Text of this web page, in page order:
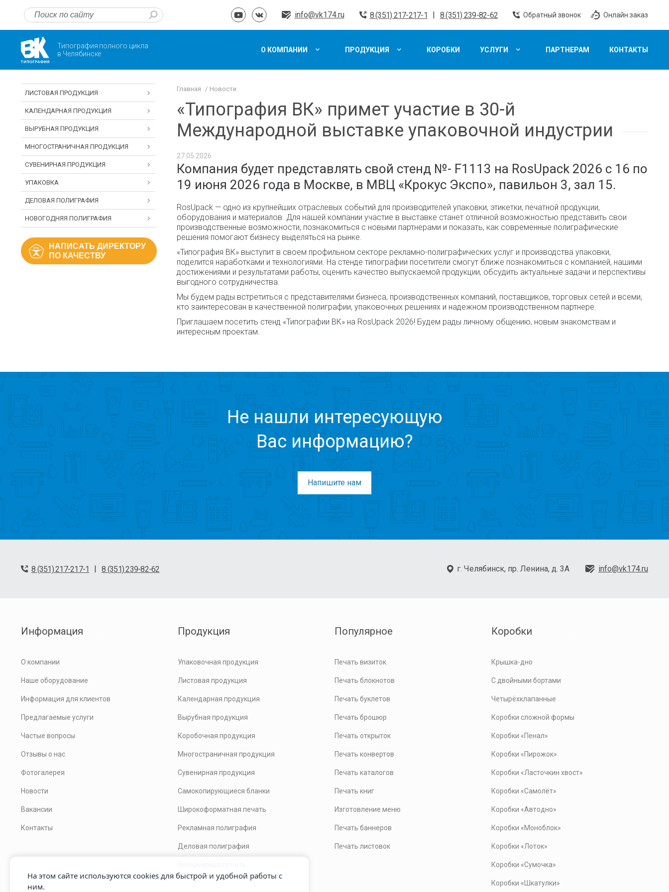
info@vk174.ru 8 (351) 217-217-1 | 8 (351) 239-82-62 Обратный звонок Онлайн заказ
Типография полного цикла
в Челябинске
О КОМПАНИИ ПРОДУКЦИЯ КОРОБКИ УСЛУГИ ПАРТНЕРАМ КОНТАКТЫ
ЛИСТОВАЯ ПРОДУКЦИЯ
КАЛЕНДАРНАЯ ПРОДУКЦИЯ
ВЫРУБНАЯ ПРОДУКЦИЯ
МНОГОСТРАНИЧНАЯ ПРОДУКЦИЯ
СУВЕНИРНАЯ ПРОДУКЦИЯ
УПАКОВКА
ДЕЛОВАЯ ПОЛИГРАФИЯ
НОВОГОДНЯЯ ПОЛИГРАФИЯ
НАПИСАТЬ ДИРЕКТОРУ
ПО КАЧЕСТВУ
Главная Новости
«Типография ВК» примет участие в 30-й
Международной выставке упаковочной индустрии
27.05.2026
Компания будет представлять свой стенд №- F1113 на RosUpack 2026 с 16 по
19 июня 2026 года в Москве, в МВЦ «Крокус Экспо», павильон 3, зал 15.
RosUpack — одно из крупнейших отраслевых событий для производителей упаковки, этикетки, печатной продукции,
оборудования и материалов. Для нашей компании участие в выставке станет отличной возможностью представить свои
производственные возможности, познакомиться с новыми партнерами и показать, как современные полиграфические
решения помогают бизнесу выделяться на рынке.
«Типография ВК» выступит в своем профильном секторе рекламно-полиграфических услуг и производства упаковки,
поделится наработками и технологиями. На стенде типографии посетители смогут ближе познакомиться с компанией, нашими
достижениями и результатами работы, оценить качество выпускаемой продукции, обсудить актуальные задачи и перспективы
выгодного сотрудничества.
Мы будем рады встретиться с представителями бизнеса, производственных компаний, поставщиков, торговых сетей и всеми,
кто заинтересован в качественной полиграфии, упаковочных решениях и надежном производственном партнере.
Приглашаем посетить стенд «Типографии ВК» на RosUpack 2026! Будем рады личному общению, новым знакомствам и
интересным проектам.
Не нашли интересующую
Вас информацию?
Напишите нам
8 (351) 217-217-1 | 8 (351) 239-82-62 г. Челябинск, пр. Ленина, д. 3А info@vk174.ru
Информация
О компании
Наше оборудование
Информация для клиентов
Предлагаемые услуги
Частые вопросы
Отзывы о нас
Фотогалерея
Новости
Вакансии
Контакты
Продукция
Упаковочная продукция
Листовая продукция
Календарная продукция
Вырубная продукция
Коробочная продукция
Многостраничная продукция
Сувенирная продукция
Самокопирующиеся бланки
Широкоформатная печать
Рекламная полиграфия
Деловая полиграфия
Популярное
Печать визиток
Печать блокнотов
Печать буклетов
Печать брошюр
Печать открыток
Печать конвертов
Печать каталогов
Печать книг
Изготовление меню
Печать баннеров
Печать листовок
Коробки
Крышка-дно
С двойными бортами
Четырёхклапанные
Коробки сложной формы
Коробки «Пенал»
Коробки «Пирожок»
Коробки «Ласточкин хвост»
Коробки «Самолёт»
Коробки «Автодно»
Коробки «Моноблок»
Коробки «Лоток»
Коробки «Сумочка»
Коробки «Шкатулки»
На этом сайте используются cookies для быстрой и удобной работы с
ним.